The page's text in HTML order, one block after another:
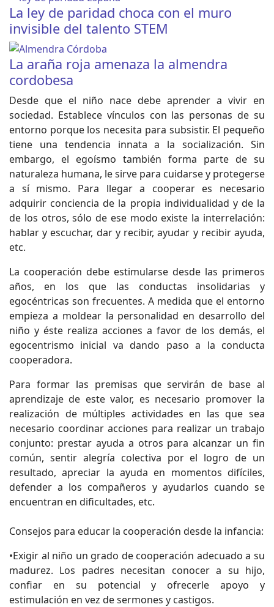
La ley de paridad choca con el muro
invisible del talento STEM
La araña roja amenaza la almendra
cordobesa
Desde que el niño nace debe aprender a vivir en
sociedad. Establece vínculos con las personas de su
entorno porque los necesita para subsistir. El pequeño
tiene una tendencia innata a la socialización. Sin
embargo, el egoísmo también forma parte de su
naturaleza humana, le sirve para cuidarse y protegerse
a sí mismo. Para llegar a cooperar es necesario
adquirir conciencia de la propia individualidad y de la
de los otros, sólo de ese modo existe la interrelación:
hablar y escuchar, dar y recibir, ayudar y recibir ayuda,
etc.
La cooperación debe estimularse desde las primeros
años, en los que las conductas insolidarias y
egocéntricas son frecuentes. A medida que el entorno
empieza a moldear la personalidad en desarrollo del
niño y éste realiza acciones a favor de los demás, el
egocentrismo inicial va dando paso a la conducta
cooperadora.
Para formar las premisas que servirán de base al
aprendizaje de este valor, es necesario promover la
realización de múltiples actividades en las que sea
necesario coordinar acciones para realizar un trabajo
conjunto: prestar ayuda a otros para alcanzar un fin
común, sentir alegría colectiva por el logro de un
resultado, apreciar la ayuda en momentos difíciles,
defender a los compañeros y ayudarlos cuando se
encuentran en dificultades, etc.
Consejos para educar la cooperación desde la infancia:
•Exigir al niño un grado de cooperación adecuado a su
madurez. Los padres necesitan conocer a su hijo,
confiar en su potencial y ofrecerle apoyo y
estimulación en vez de sermones y castigos.